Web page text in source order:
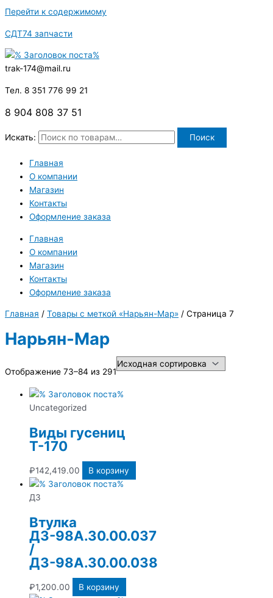
Перейти к содержимому
СДТ74 запчасти
trak-174@mail.ru
Тел. 8 351 776 99 21
8 904 808 37 51
Искать: Поиск
Главная
О компании
Магазин
Контакты
Оформление заказа
Главная
О компании
Магазин
Контакты
Оформление заказа
Главная / Товары с меткой «Нарьян-Мар» / Страница 7
Нарьян-Мар
Отображение 73–84 из 291
Uncategorized
Виды гусениц
Т-170
₽142,419.00 В корзину
ДЗ
Втулка
ДЗ-98А.30.00.037
/
ДЗ-98А.30.00.038
₽1,200.00 В корзину